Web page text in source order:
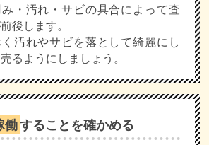
・汚れ・サビの具合によって査
後します。
汚れやサビを落として綺麗にし
るようにしましょう。
働することを確かめる